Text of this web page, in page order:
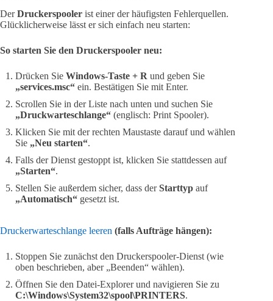
DerDruckerspooler ist einer der häufigsten Fehlerquellen.
Glücklicherweise lässt er sich einfach neu starten:
So starten Sie den Druckerspooler neu:
Drücken Sie Windows-Taste + R und geben Sie
„services.msc“ ein. Bestätigen Sie mit Enter.
Scrollen Sie in der Liste nach unten und suchen Sie
„Druckwarteschlange“ (englisch: Print Spooler).
Klicken Sie mit der rechten Maustaste darauf und wählen
Sie „Neu starten“.
Falls der Dienst gestoppt ist, klicken Sie stattdessen auf
„Starten“.
Stellen Sie außerdem sicher, dass derStarttyp auf
„Automatisch“ gesetzt ist.
Druckerwarteschlange leeren (falls Aufträge hängen):
Stoppen Sie zunächst den Druckerspooler-Dienst (wie
oben beschrieben, aber „Beenden“ wählen).
Öffnen Sie den Datei-Explorer und navigieren Sie zu
C:\Windows\System32\spool\PRINTERS.